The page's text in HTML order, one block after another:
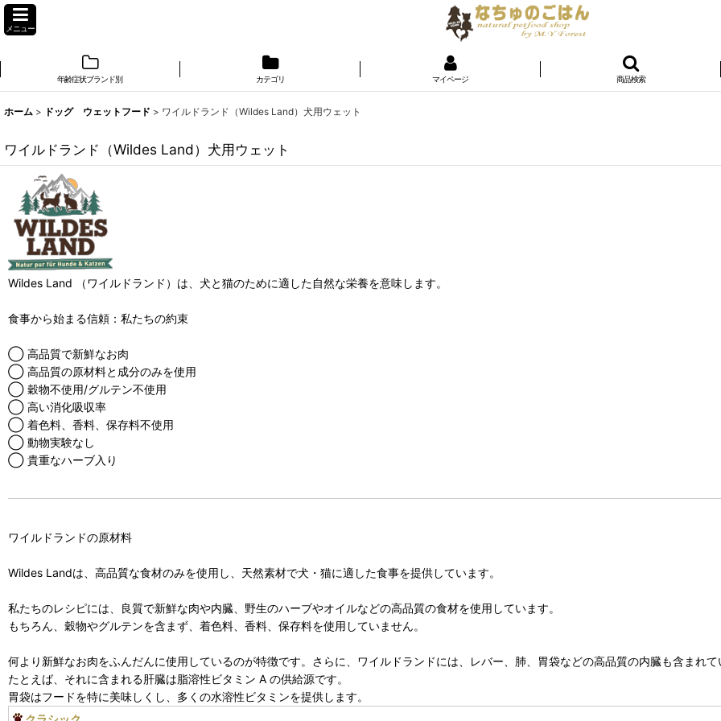
メニュー
年齢症状ブランド別 カテゴリ マイページ 商品検索
ホーム > ドッグ ウェットフード > ワイルドランド（Wildes Land）犬用ウェット
ワイルドランド（Wildes Land）犬用ウェット
Wildes Land （ワイルドランド）は、犬と猫のために適した自然な栄養を意味します。
食事から始まる信頼：私たちの約束
◯ 高品質で新鮮なお肉
◯ 高品質の原材料と成分のみを使用
◯ 穀物不使用/グルテン不使用
◯ 高い消化吸収率
◯ 着色料、香料、保存料不使用
◯ 動物実験なし
◯ 貴重なハーブ入り
ワイルドランドの原材料
Wildes Landは、高品質な食材のみを使用し、天然素材で犬・猫に適した食事を提供しています。
私たちのレシピには、良質で新鮮な肉や内臓、野生のハーブやオイルなどの高品質の食材を使用しています。
もちろん、穀物やグルテンを含まず、着色料、香料、保存料を使用していません。
何より新鮮なお肉をふんだんに使用しているのが特徴です。さらに、ワイルドランドには、レバー、肺、胃袋などの高品質の内臓も含まれて
たとえば、それに含まれる肝臓は脂溶性ビタミン A の供給源です。
胃袋はフードを特に美味しくし、多くの水溶性ビタミンを提供します。